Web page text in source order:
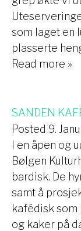
som laget en
plasserte
Read more »
SANDEN
Posted 9.
I en åpen og
Bølgen
bardisk. De
samt å
kafédisk
og kaker på